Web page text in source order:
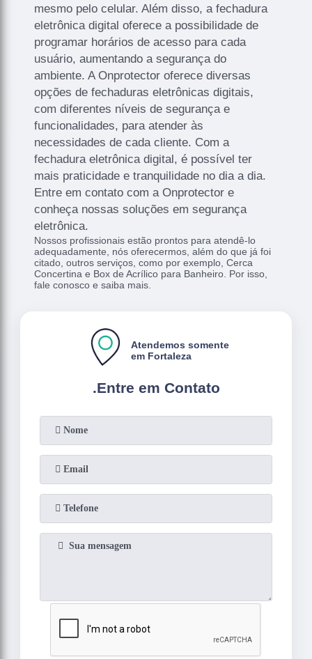
mesmo pelo celular. Além disso, a fechadura
eletrônica digital oferece a possibilidade de
programar horários de acesso para cada
usuário, aumentando a segurança do
ambiente. A Onprotector oferece diversas
opções de fechaduras eletrônicas digitais,
com diferentes níveis de segurança e
funcionalidades, para atender às
necessidades de cada cliente. Com a
fechadura eletrônica digital, é possível ter
mais praticidade e tranquilidade no dia a dia.
Entre em contato com a Onprotector e
conheça nossas soluções em segurança
eletrônica.
Nossos profissionais estão prontos para atendê-lo
adequadamente, nós oferecermos, além do que já foi
citado, outros serviços, como por exemplo, Cerca
Concertina e Box de Acrílico para Banheiro. Por isso,
fale conosco e saiba mais.
.Entre em Contato
Atendemos somente
em Fortaleza